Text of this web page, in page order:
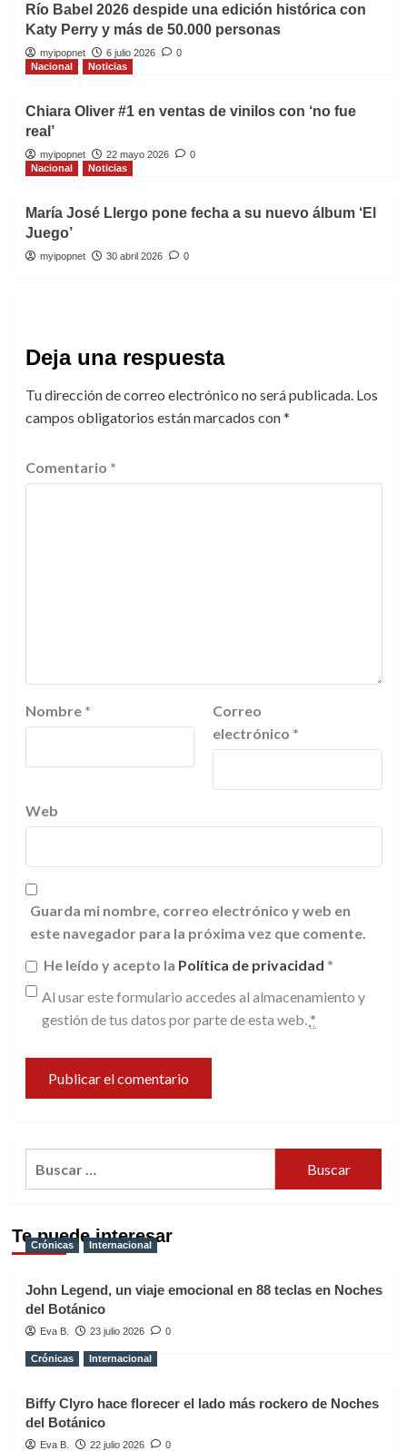
Río Babel 2026 despide una edición histórica con
Katy Perry y más de 50.000 personas
myipopnet 6 julio 2026
0
Nacional
Noticias
Chiara Oliver #1 en ventas de vinilos con ‘no fue
real’
myipopnet 22 mayo 2026
0
Nacional
Noticias
María José Llergo pone fecha a su nuevo álbum ‘El
Juego’
myipopnet 30 abril 2026 0
Deja una respuesta
Tu dirección de correo electrónico no será publicada. Los
campos obligatorios están marcados con*
Comentario *
Nombre *
Correo
electrónico *
Web
Guarda mi nombre, correo electrónico y web en
este navegador para la próxima vez que comente.
He leído y acepto la Política de privacidad *
Al usar este formulario accedes al almacenamiento y
gestión de tus datos por parte de esta web. *
Te puede interesar
Crónicas Internacional
John Legend, un viaje emocional en 88 teclas en Noches
del Botánico
Eva B. 23 julio 2026 0
Crónicas Internacional
Biffy Clyro hace florecer el lado más rockero de Noches
del Botánico
Eva B. 22 julio 2026 0